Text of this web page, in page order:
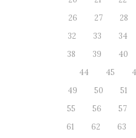
26
27 28
32
33 34
38
39 40
44
45
49
50 51
55
56 57
61
62 63